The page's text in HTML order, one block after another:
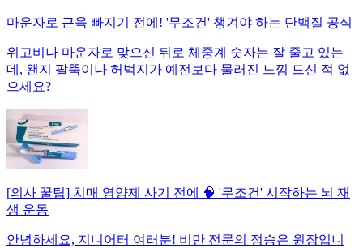
마운자로 근육 빠지기 전에! '무조건' 챙겨야 하는 단백질 공식
위고비나 마운자로 맞으신 뒤로 체중계 숫자는 잘 줄고 있는
데, 왠지 팔뚝이나 허벅지가 예전보다 물러진 느낌 드신 적 없
으세요?
[의사 꿀팁] 치매 영양제 사기 전에 🧠 '무조건' 시작하는 뇌 재
생 운동
안녕하세요, 지니어터 여러분! 비만 전문의 정승은 원장입니